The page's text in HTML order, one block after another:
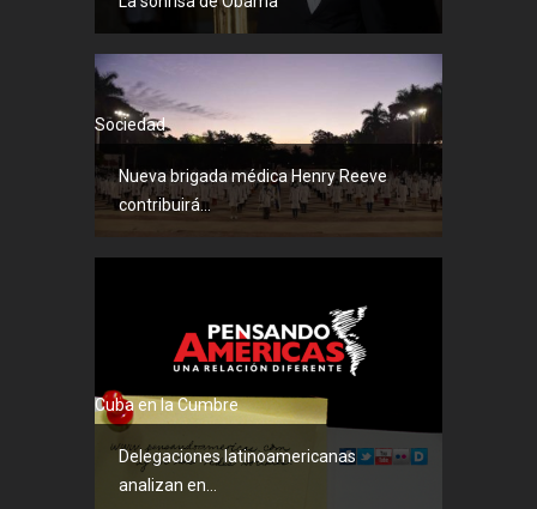
Sociedad
Nueva brigada médica Henry Reeve
contribuirá...
Cuba en la Cumbre
Delegaciones latinoamericanas
analizan en...